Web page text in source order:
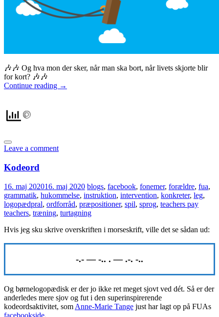
🎶🎶 Og hva mon der sker, når man ska bort, når livets skjorte blir
for kort? 🎶🎶
Continue reading →
Leave a comment
Kodeord
16. maj 202016. maj 2020 blogs, facebook, fonemer, forældre, fua,
grammatik, hukommelse, instruktion, intervention, konkreter, leg,
logopædpral, ordforråd, præpositioner, spil, sprog, teachers pay
teachers, træning, turtagning
Hvis jeg sku skrive overskriften i morseskrift, ville det se sådan ud:
-.- — -.. . — .-. -..
Og børnelogopædisk er der jo ikke ret meget sjovt ved dét. Så er der
anderledes mere sjov og fut i den superinspirerende
kodeordsaktivitet, som Anne-Marie Tange just har lagt op på FUAs
facebookside.